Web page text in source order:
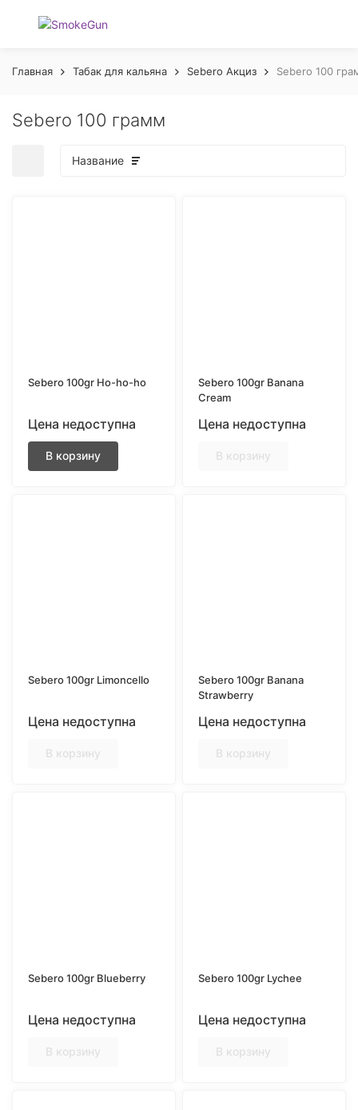
Главная Табак для кальяна Sebero Акциз Sebero 100
Sebero 100 грамм
Название
Sebero 100gr Ho-ho-ho
Цена недоступна
В корзину
Sebero 100gr Banana
Cream
Цена недоступна
В корзину
Sebero 100gr Limoncello
Цена недоступна
В корзину
Sebero 100gr Banana
Strawberry
Цена недоступна
В корзину
Sebero 100gr Blueberry
Цена недоступна
В корзину
Sebero 100gr Lychee
Цена недоступна
В корзину